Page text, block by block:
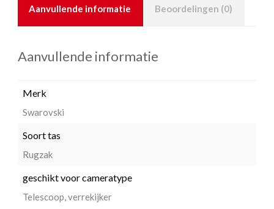
Aanvullende informatie Beoordelingen (0)
Aanvullende informatie
Merk
Swarovski
Soort tas
Rugzak
geschikt voor cameratype
Telescoop,verrekijker